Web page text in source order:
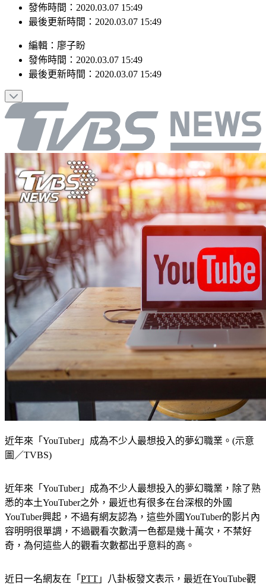
發佈時間：2020.03.07 15:49
最後更新時間：2020.03.07 15:49
編輯 ： 廖子盼
發佈時間： 2020.03.07 15:49
最後更新時間： 2020.03.07 15:49
近年來「YouTuber」成為不少人最想投入的夢幻職業。(示意
圖／TVBS)
近年來「YouTuber」成為不少人最想投入的夢幻職業，除了熟
悉的本土YouTuber之外，最近也有很多在台深根的外國
YouTuber興起，不過有網友認為，這些外國YouTuber的影片內
容明明很單調，不過觀看次數清一色都是幾十萬次，不禁好
奇，為何這些人的觀看次數都出乎意料的高。
近日一名網友在「 PTT 」八卦板發文表示，最近在YouTube觀